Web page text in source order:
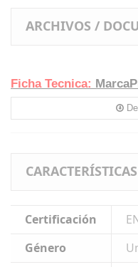
ARCHIVOS /
Ficha Tecnica:
CARACTERÍSTICAS
Certificación
Género